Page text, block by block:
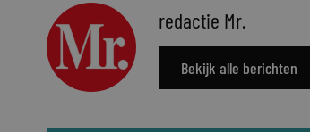
redactie Mr.
Bekijk alle berichten